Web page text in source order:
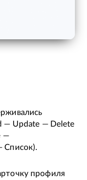
— Update — Delete
—
Список).
профиля